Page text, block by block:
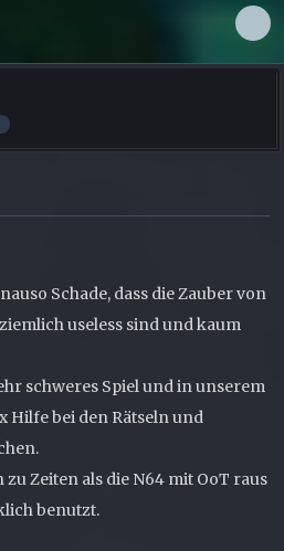
Schade, dass die Zauber von
useless sind und kaum
schweres Spiel und in unserem
Hilfe bei den Rätseln und
Zeiten als die N64 mit OoT raus
benutzt.